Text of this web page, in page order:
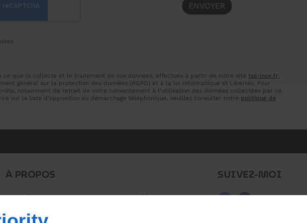
à ce que la collecte et le traitement de vos données, effectués à partir de notre site tss-inox.fr,
général sur la protection des données (RGPD) et à la loi Informatique et Libertés. Pour
notamment de retrait de votre consentement à l'utilisation des données collectées par ce
sur la liste d'opposition au démarchage téléphonique, veuillez consulter notre politique de
À PROPOS
Accueil
Mentions légales
SUIVEZ-MOI